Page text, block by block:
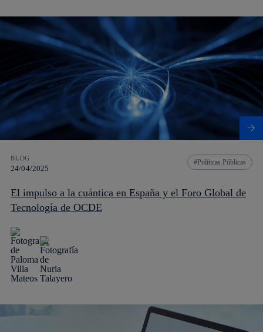
BLOG
24/04/2025
Políticas Públicas
El impulso a la cuántica en España y el Foro Global de
Tecnología de OCDE